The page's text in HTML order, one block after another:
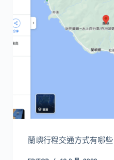
蘭嶼行程交通方式有哪